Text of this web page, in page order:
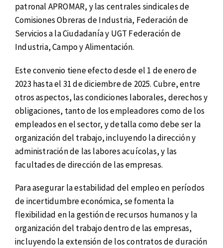
patronal APROMAR, y las centrales sindicales de
Comisiones Obreras de Industria, Federación de
Servicios a la Ciudadanía y UGT Federación de
Industria, Campo y Alimentación.
Este convenio tiene efecto desde el 1 de enero de
2023 hasta el 31 de diciembre de 2025. Cubre, entre
otros aspectos, las condiciones laborales, derechos y
obligaciones, tanto de los empleadores como de los
empleados en el sector, y detalla como debe ser la
organización del trabajo, incluyendo la dirección y
administración de las labores acuícolas, y las
facultades de dirección de las empresas.
Para asegurar la estabilidad del empleo en períodos
de incertidumbre económica, se fomenta la
flexibilidad en la gestión de recursos humanos y la
organización del trabajo dentro de las empresas,
incluyendo la extensión de los contratos de duración